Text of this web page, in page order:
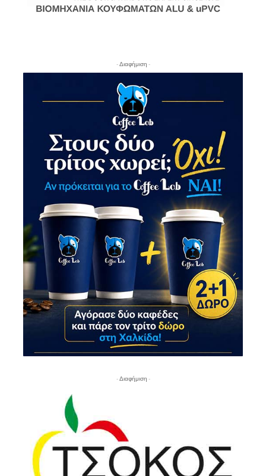
- Διαφήμιση -
- Διαφήμιση -